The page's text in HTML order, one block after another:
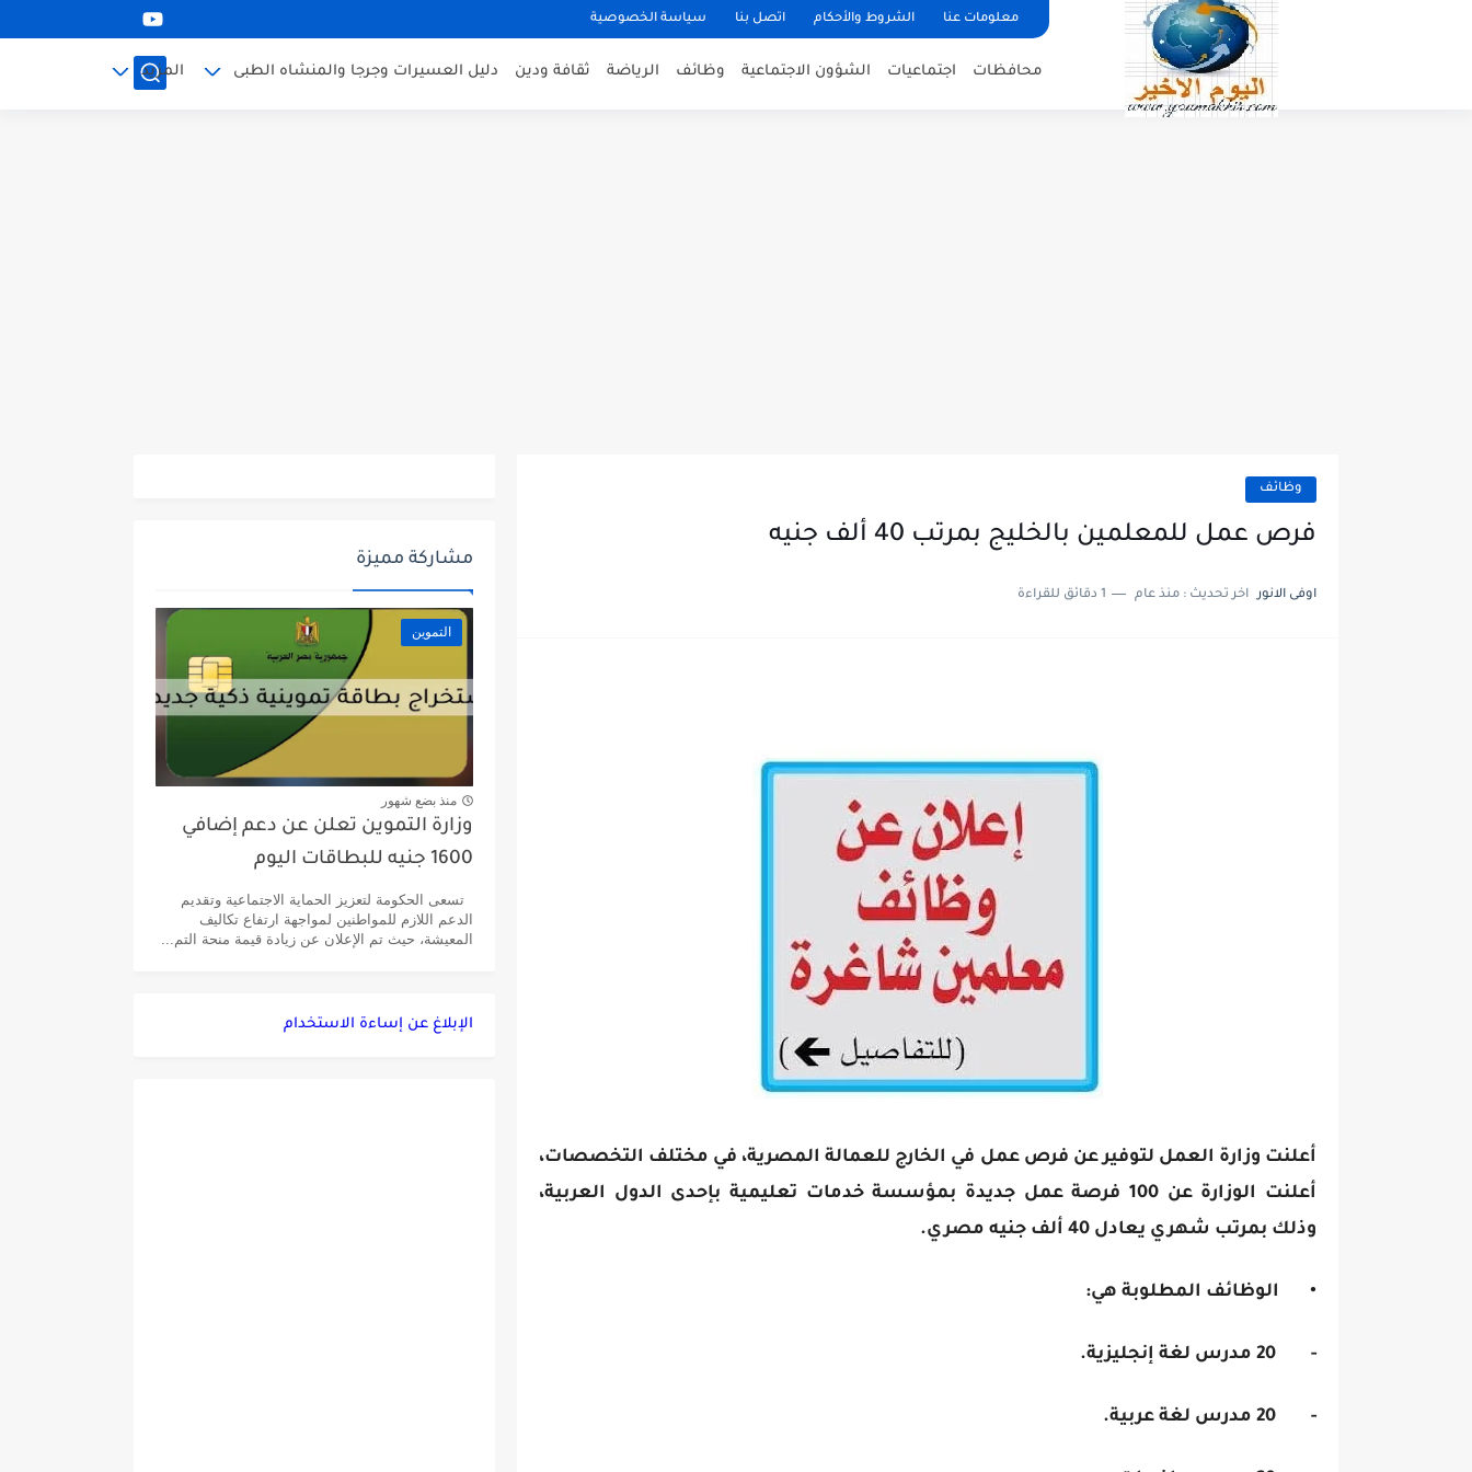
معلومات عنا الشروط والأحكام اتصل بنا سياسة الخصوصية
محافظات اجتماعيات الشؤون الاجتماعية وظائف الرياضة ثقافة ودين دليل العسيرات وجرجا والمنشاه الطبى المزيد
وظائف
فرص عمل للمعلمين بالخليج بمرتب 40 ألف جنيه
اوفى الانور اخر تحديث : منذ عام 1 دقائق للقراءة
أعلنت وزارة العمل لتوفير عن فرص عمل في الخارج للعمالة المصرية، في مختلف التخصصات،
أعلنت الوزارة عن 100 فرصة عمل جديدة بمؤسسة خدمات تعليمية بإحدى الدول العربية،
وذلك بمرتب شهري يعادل 40 ألف جنيه مصري.
• الوظائف المطلوبة هي:
- 20 مدرس لغة إنجليزية.
- 20 مدرس لغة عربية.
مشاركة مميزة
التموين
منذ بضع شهور
وزارة التموين تعلن عن دعم إضافي
1600 جنيه للبطاقات اليوم
تسعى الحكومة لتعزيز الحماية الاجتماعية وتقديم
الدعم اللازم للمواطنين لمواجهة ارتفاع تكاليف
المعيشة، حيث تم الإعلان عن زيادة قيمة منحة التم...
الإبلاغ عن إساءة الاستخدام